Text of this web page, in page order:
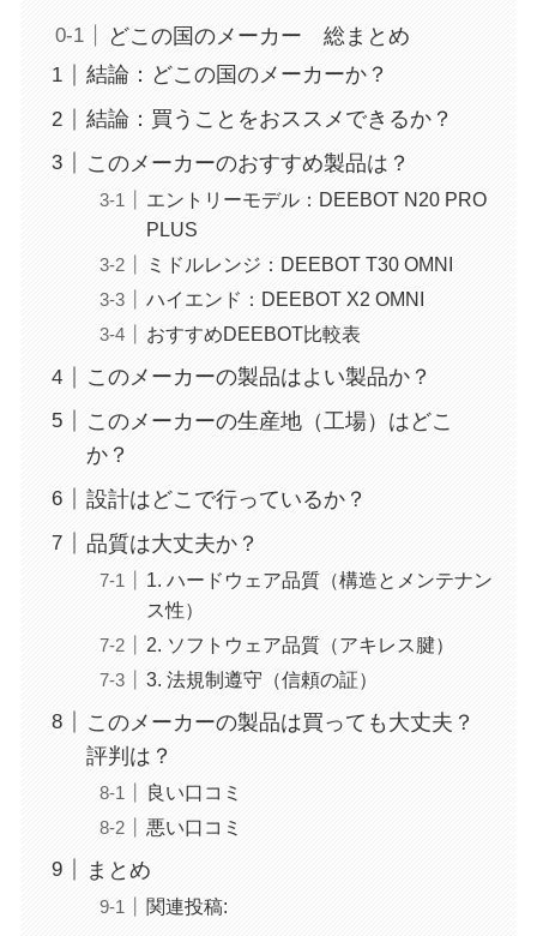
どこの国のメーカー 総まとめ
結論：どこの国のメーカーか？
結論：買うことをおススメできるか？
このメーカーのおすすめ製品は？
エントリーモデル：DEEBOT N20 PRO
PLUS
ミドルレンジ：DEEBOT T30 OMNI
ハイエンド：DEEBOT X2 OMNI
おすすめDEEBOT比較表
このメーカーの製品はよい製品か？
このメーカーの生産地（工場）はどこ
か？
設計はどこで行っているか？
品質は大丈夫か？
1. ハードウェア品質（構造とメンテナン
ス性）
2. ソフトウェア品質（アキレス腱）
3. 法規制遵守（信頼の証）
このメーカーの製品は買っても大丈夫？
評判は？
良い口コミ
悪い口コミ
まとめ
関連投稿: